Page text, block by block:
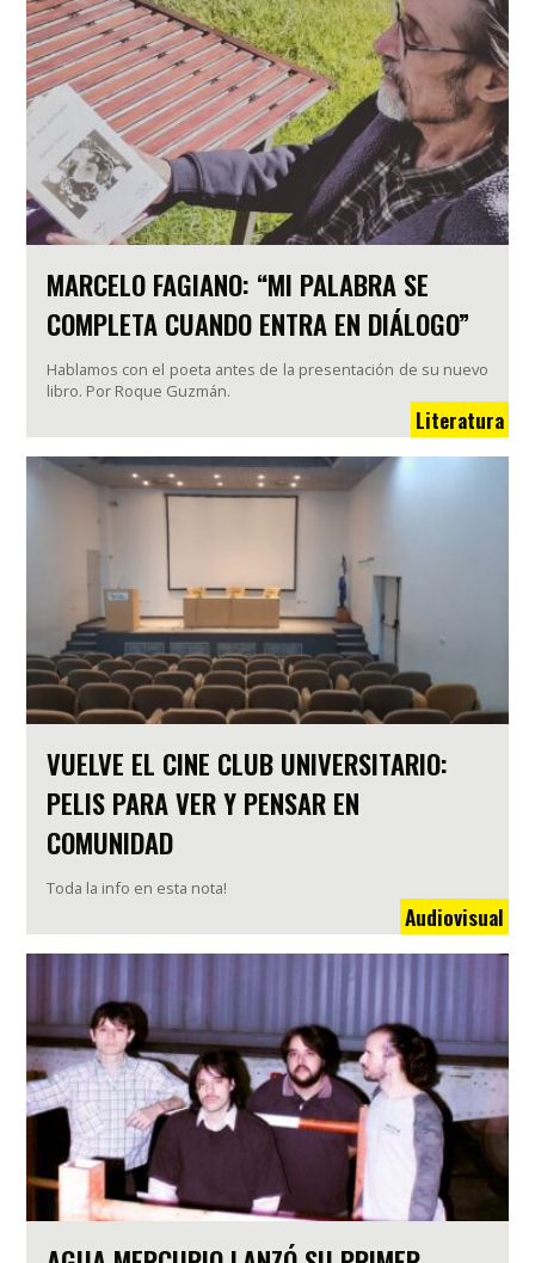
MARCELO FAGIANO: “MI PALABRA SE
COMPLETA CUANDO ENTRA EN DIÁLOGO”
Hablamos con el poeta antes de la presentación de su nuevo
libro. Por Roque Guzmán.
Literatura
VUELVE EL CINE CLUB UNIVERSITARIO:
PELIS PARA VER Y PENSAR EN
COMUNIDAD
Toda la info en esta nota!
Audiovisual